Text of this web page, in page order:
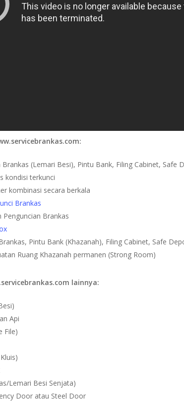
Brankas (Lemari Besi), Pintu Bank, Filing Cabinet, Safe
kondisi terkunci
kombinasi secara berkala
Brankas
Brankas
Pintu Bank (Khazanah), Filing Cabinet, Safe
Ruang Khazanah permanen (Strong Room)
lainnya:
Api
File)
Lemari Besi Senjata)
Door atau Steel Door